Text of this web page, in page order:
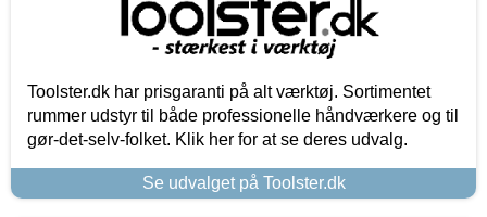
Toolster.dk har prisgaranti på alt værktøj. Sortimentet
rummer udstyr til både professionelle håndværkere og til
gør-det-selv-folket. Klik her for at se deres udvalg.
Se udvalget på Toolster.dk